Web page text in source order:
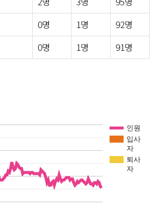
0명 1명
92명
0명 1명 91명
인원
입사
자
퇴사
자